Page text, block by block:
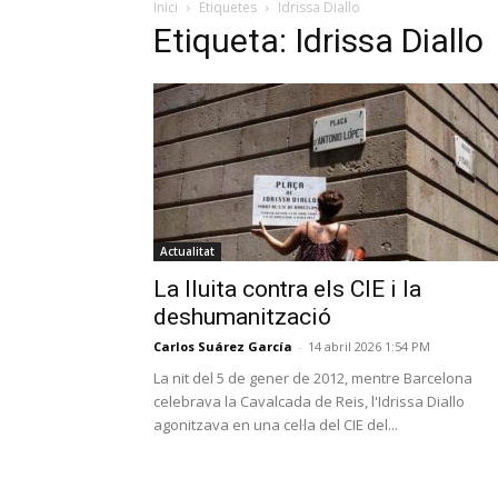
Inici Etiquetes Idrissa Diallo
Etiqueta: Idrissa Diallo
Actualitat
La lluita contra els CIE i la
deshumanització
Carlos Suárez García - 14 abril 2026 1:54 PM
La nit del 5 de gener de 2012, mentre Barcelona
celebrava la Cavalcada de Reis, l'Idrissa Diallo
agonitzava en una cel·la del CIE del...